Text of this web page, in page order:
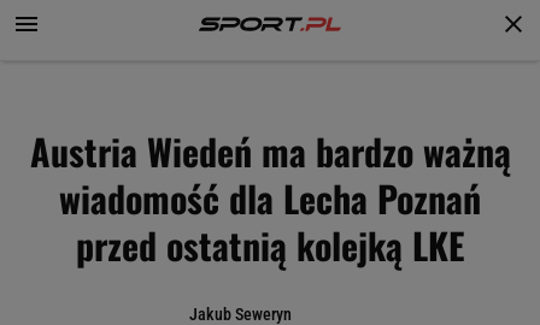
Austria Wiedeń ma bardzo ważną
wiadomość dla Lecha Poznań
przed ostatnią kolejką LKE
Jakub Seweryn